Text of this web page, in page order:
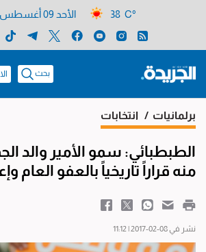
38 C° الأحد 09 أغسطس 2026
بحث
برلمانيات / انتخابات
الطبطبائي: سمو الأمير والد
منه قراراً تاريخياً بالعفو العام
نشر في 08-02-2017 | 11:12